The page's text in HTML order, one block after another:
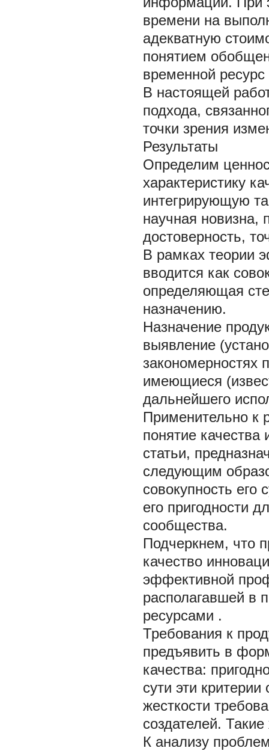
времени на
адекватную
понятием
временной
В настоящей
подхода,
точки зрения
Результаты
Определим
характеристику
интегрирующую
научная новизна,
достоверность,
В рамках теории
вводится как
определяющая
назначению.
Назначение
выявление
закономерностях
имеющиеся
дальнейшего
Применительно к
понятие качества
статьи,
следующим
совокупность
его пригодности
сообщества.
Подчеркнем, что
качество
эффективной
располагавшей в
ресурсами .
Требования к
предъявить в
качества:
сути эти
жесткости
создателей.
К анализу